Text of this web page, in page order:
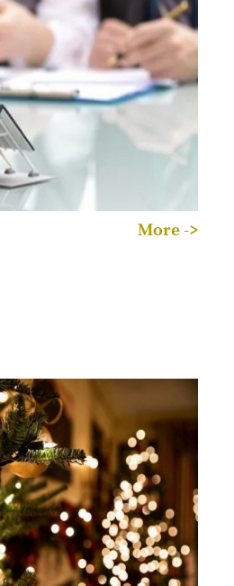
More ->